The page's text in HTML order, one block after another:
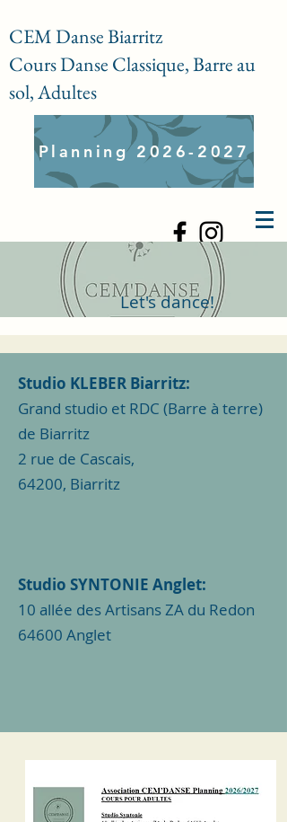
CEM Danse Biarritz
Cours Danse Classique, Barre au
sol, Adultes
Planning 2026-2027
Let's dance!
Studio KLEBER Biarritz:
Grand studio et RDC (Barre à terre)
de Biarritz
2 rue de Cascais,
64200, Biarritz
Studio SYNTONIE Anglet:
10 allée des Artisans ZA du Redon
64600 Anglet